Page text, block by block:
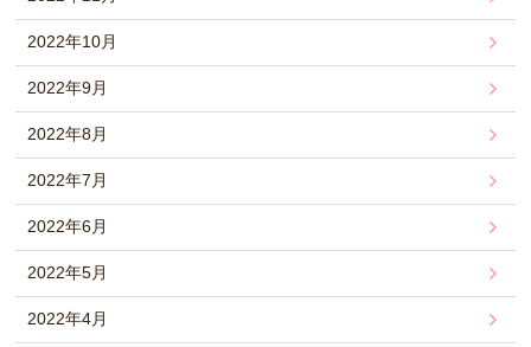
2022年10月
2022年9月
2022年8月
2022年7月
2022年6月
2022年5月
2022年4月